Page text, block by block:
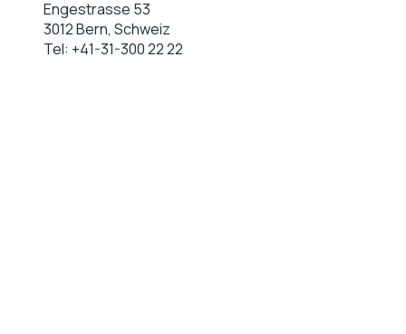
Engestrasse 53
3012 Bern, Schweiz
Tel: +41-31-300 22 22